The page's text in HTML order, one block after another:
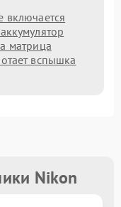
включается
матрица
вспышка
Nikon